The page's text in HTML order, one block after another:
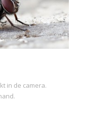
in de camera.